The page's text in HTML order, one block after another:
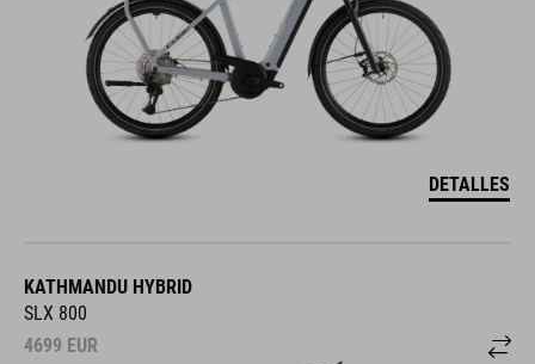
DETALLES
KATHMANDU HYBRID
SLX 800
4699 EUR